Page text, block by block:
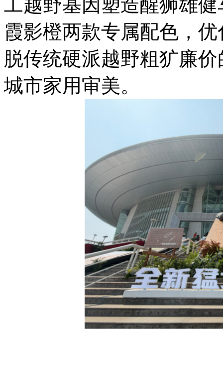
工越野基因塑造醒狮雄
霞影橙两款专属配色，
脱传统硬派越野粗犷廉
城市家用审美。